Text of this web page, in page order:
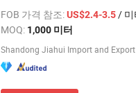
FOB 가격 참조:US$2.4-3.5/ 미
MOQ: 1,000 미터
Shandong Jiahui Import and Export